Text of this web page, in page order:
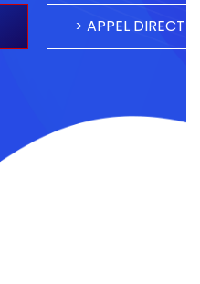
> APPEL DIRECT <